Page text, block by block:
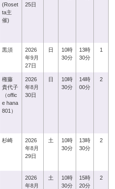
(Roset
ta主
催)
25日
黒須
2026
年9月
27日
日
10時
30分
13時
30分
1
権藤
貴代子
（offic
e hana
801）
2026
年8月
30日
日
10時
30分
14時
00分
2
杉崎
2026
年8月
29日
土
10時
30分
13時
30分
2
2026
年8月
土
10時
30分
15時
20分
2